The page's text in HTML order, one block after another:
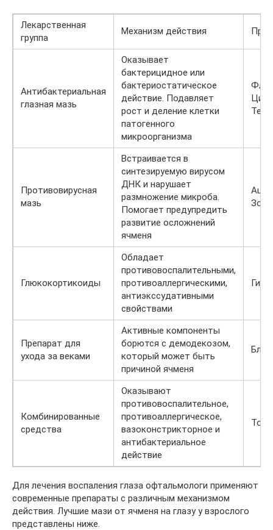
Лекарственная
группа
Механизм действия
Антибактериальная
глазная мазь
Оказывает
бактерицидное или
бактериостатическое
действие. Подавляет
рост и деление клетки
патогенного
микроорганизма
Противовирусная
мазь
Встраивается в
синтезируемую вирусом
ДНК и нарушает
размножение микроба.
Помогает предупредить
развитие осложнений
ячменя
Глюкокортикоиды
Обладает
противовоспалительными,
противоаллергическими,
антиэкссудативными
свойствами
Препарат для
ухода за веками
Активные компоненты
борются с демодекозом,
который может быть
причиной ячменя
Комбинированные
средства
Оказывают
противовоспалительное,
противоаллергическое,
вазоконстрикторное и
антибактериальное
действие
Для лечения воспаления глаза офтальмологи применяют
современные препараты с различным механизмом
действия. Лучшие мази от ячменя на глазу у взрослого
представлены ниже.